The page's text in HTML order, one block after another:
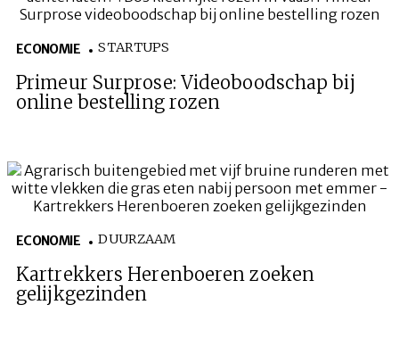
ECONOMIE STARTUPS
Primeur Surprose: Videoboodschap bij
online bestelling rozen
ECONOMIE DUURZAAM
Kartrekkers Herenboeren zoeken
gelijkgezinden